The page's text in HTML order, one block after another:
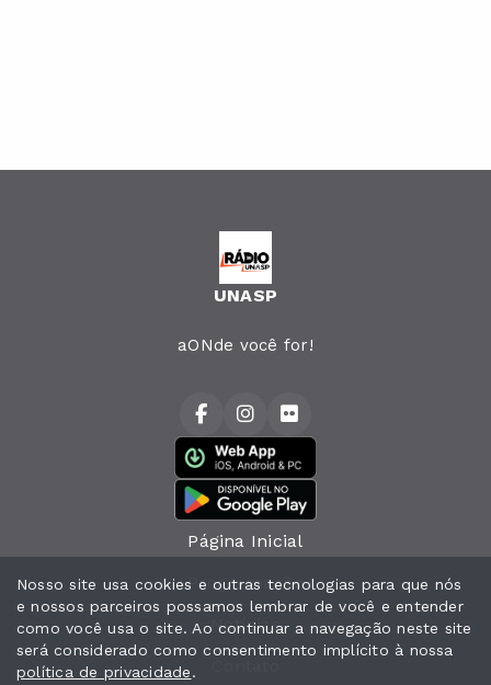
UNASP
aONde você for!
Página Inicial
Programação
Notícias
Nosso site usa cookies e outras tecnologias para que nós
e nossos parceiros possamos lembrar de você e entender
como você usa o site. Ao continuar a navegação neste site
será considerado como consentimento implícito à nossa
política de privacidade.